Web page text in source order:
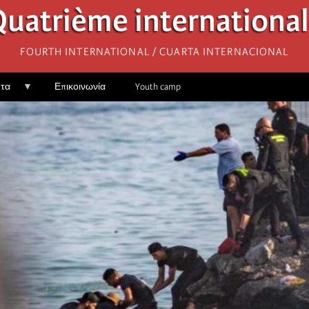
Fourth International / Cuarta Internacional
Επικοινωνία Youth camp